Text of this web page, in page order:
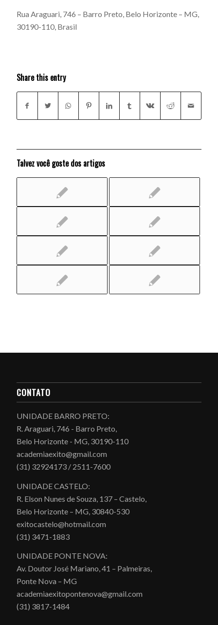
Rua Araguari, 746 – Barro Preto, Belo Horizonte – MG,
30190-110, Brasil
Share this entry
Talvez você goste dos artigos
CONTATO
UNIDADE BARRO PRETO:
R. Araguari, 746 - Barro Preto,
Belo Horizonte - MG, 30190-110
academiaexito@gmail.com
(31) 32924173 / 2511-7600
UNIDADE CASTELO:
R. Elson Nunes de Souza, 137 – Castelo,
Belo Horizonte – MG, 30840-530
exitocastelo@hotmail.com
(31) 3471-1883
UNIDADE PONTE NOVA:
Av. Doutor José Mariano, 41 – Palmeiras,
Ponte Nova – MG
academiaexitopontenova@gmail.com
(31) 3817-1484